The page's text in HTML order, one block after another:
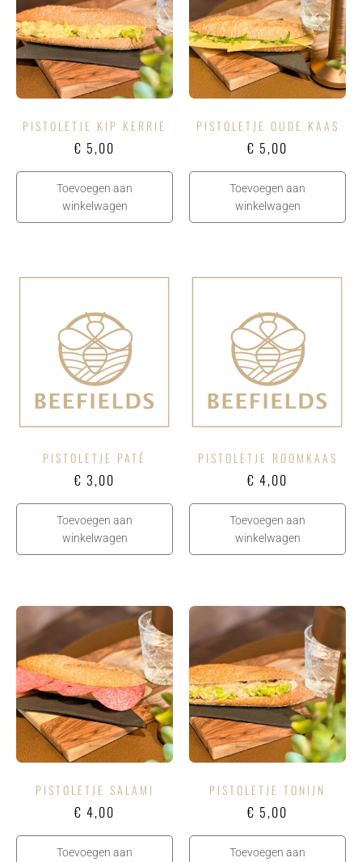
PISTOLETJE KIP KERRIE
€ 5,00
Toevoegen aan
winkelwagen
PISTOLETJE OUDE KAAS
€ 5,00
Toevoegen aan
winkelwagen
PISTOLETJE PATÉ
€ 3,00
Toevoegen aan
winkelwagen
PISTOLETJE ROOMKAAS
€ 4,00
Toevoegen aan
winkelwagen
PISTOLETJE SALAMI
€ 4,00
Toevoegen aan
PISTOLETJE TONIJN
€ 5,00
Toevoegen aan